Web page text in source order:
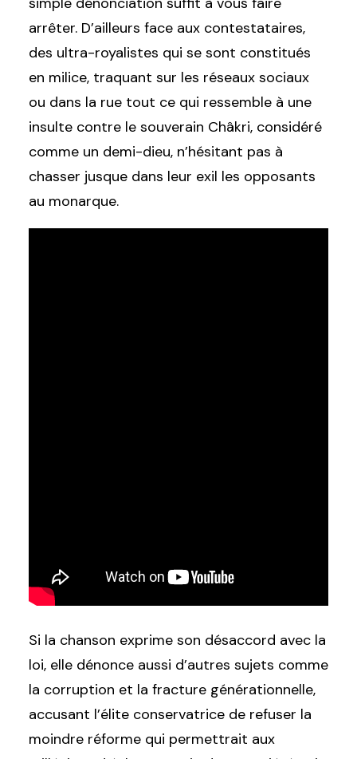
arrêter. D’ailleurs face aux contestataires,
des ultra-royalistes qui se sont constitués
en milice, traquant sur les réseaux sociaux
ou dans la rue tout ce qui ressemble à une
insulte contre le souverain Châkri, considéré
comme un demi-dieu, n’hésitant pas à
chasser jusque dans leur exil les opposants
au monarque.
Si la chanson exprime son désaccord avec la
loi, elle dénonce aussi d’autres sujets comme
la corruption et la fracture générationnelle,
accusant l’élite conservatrice de refuser la
moindre réforme qui permettrait aux